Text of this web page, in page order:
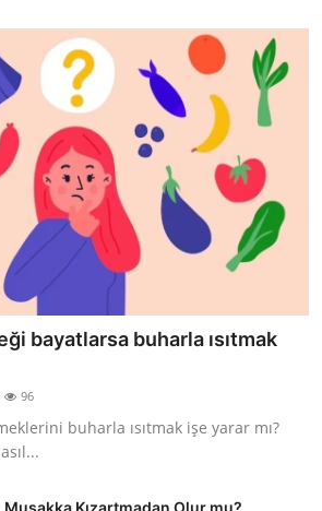
bayatlarsa buharla ısıtmak
96
buharla ısıtmak işe yarar mı?
Musakka Kızartmadan Olur mu?